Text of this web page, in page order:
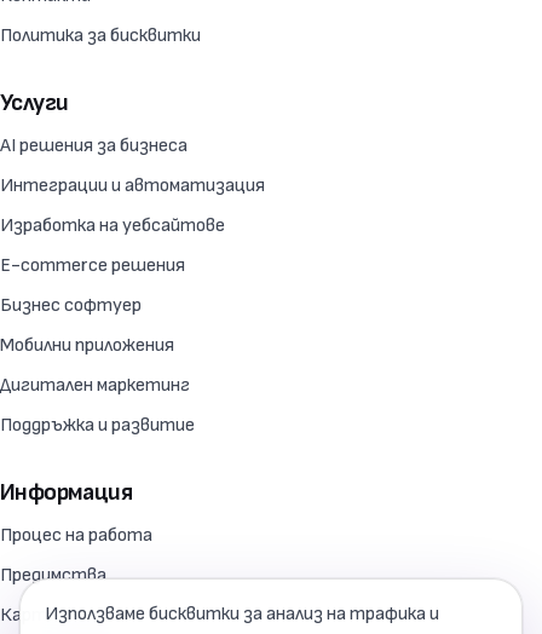
Политика за бисквитки
Услуги
AI решения за бизнеса
Интеграции и автоматизация
Изработка на уебсайтове
E-commerce решения
Бизнес софтуер
Мобилни приложения
Дигитален маркетинг
Поддръжка и развитие
Информация
Процес на работа
Предимства
Карта на сайта
Използваме бисквитки за анализ на трафика и